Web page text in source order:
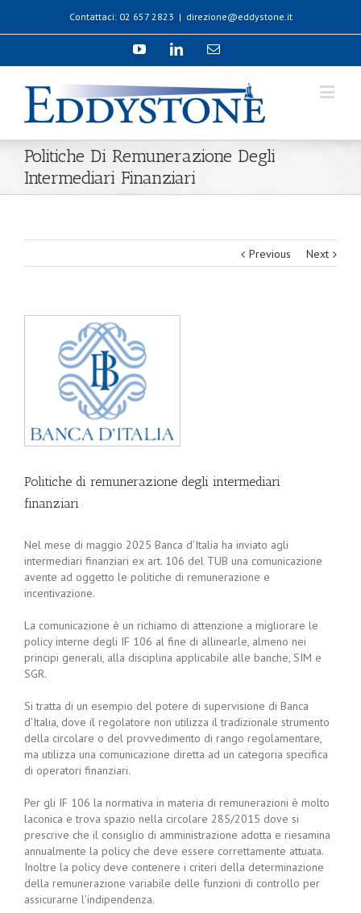
Contattaci: 02 657 2823 | direzione@eddystone.it
Politiche Di Remunerazione Degli
Intermediari Finanziari
Previous Next
Politiche di remunerazione degli intermediari
finanziari
Nel mese di maggio 2025 Banca d’Italia ha inviato agli
intermediari finanziari ex art. 106 del TUB una comunicazione
avente ad oggetto le politiche di remunerazione e
incentivazione.
La comunicazione è un richiamo di attenzione a migliorare le
policy interne degli IF 106 al fine di allinearle, almeno nei
principi generali, alla disciplina applicabile alle banche, SIM e
SGR.
Si tratta di un esempio del potere di supervisione di Banca
d’Italia, dove il regolatore non utilizza il tradizionale strumento
della circolare o del provvedimento di rango regolamentare,
ma utilizza una comunicazione diretta ad un categoria specifica
di operatori finanziari.
Per gli IF 106 la normativa in materia di remunerazioni è molto
laconica e trova spazio nella circolare 285/2015 dove si
prescrive che il consiglio di amministrazione adotta e riesamina
annualmente la policy che deve essere correttamente attuata.
Inoltre la policy deve contenere i criteri della determinazione
della remunerazione variabile delle funzioni di controllo per
assicurarne l’indipendenza.